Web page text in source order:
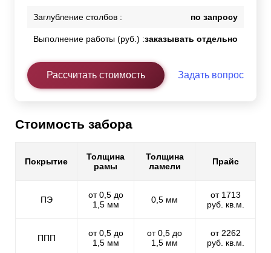
Заглубление столбов : по запросу
Выполнение работы (руб.) :заказывать отдельно
Рассчитать стоимость Задать вопрос
Стоимость забора
Покрытие
Толщина
рамы
Толщина
ламели
Прайс
ПЭ
от 0,5 до
1,5 мм
0,5 мм
от 1713
руб. кв.м.
ППП
от 0,5 до
1,5 мм
от 0,5 до
1,5 мм
от 2262
руб. кв.м.